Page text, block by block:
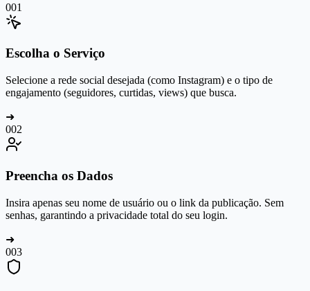
001
Escolha o Serviço
Selecione a rede social desejada (como Instagram) e o tipo de
engajamento (seguidores, curtidas, views) que busca.
➜
002
Preencha os Dados
Insira apenas seu nome de usuário ou o link da publicação. Sem
senhas, garantindo a privacidade total do seu login.
➜
003